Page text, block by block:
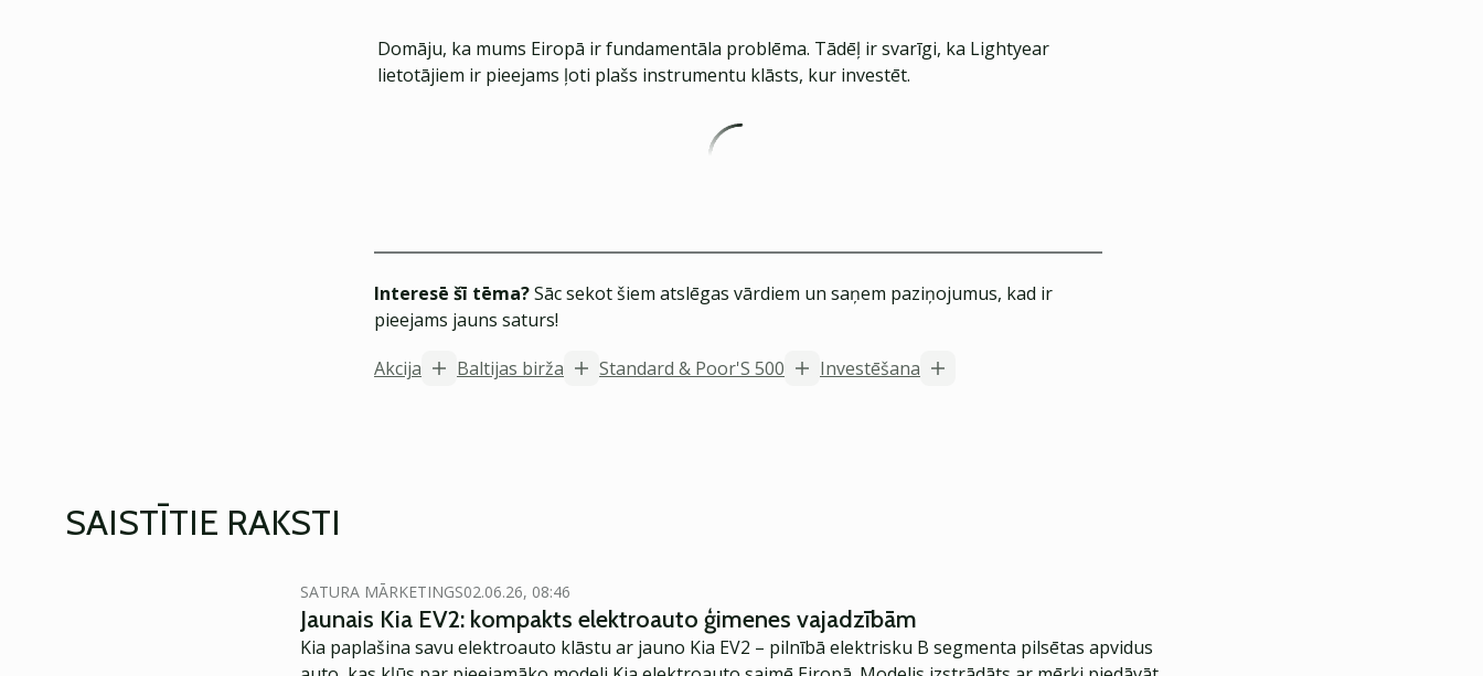
Domāju, ka mums Eiropā ir fundamentāla problēma. Tādēļ ir svarīgi, ka Lightyear
lietotājiem ir pieejams ļoti plašs instrumentu klāsts, kur investēt.
Interesē šī tēma?Sāc sekot šiem atslēgas vārdiem un saņem paziņojumus, kad ir
pieejams jauns saturs!
Akcija
Baltijas birža Standard & Poor'S 500 Investēšana
SAISTĪTIE RAKSTI
SATURA MĀRKETINGS02.06.26, 08:46
Jaunais Kia EV2: kompakts elektroauto ģimenes vajadzībām
Kia paplašina savu elektroauto klāstu ar jauno Kia EV2 – pilnībā elektrisku B segmenta pilsētas apvidus